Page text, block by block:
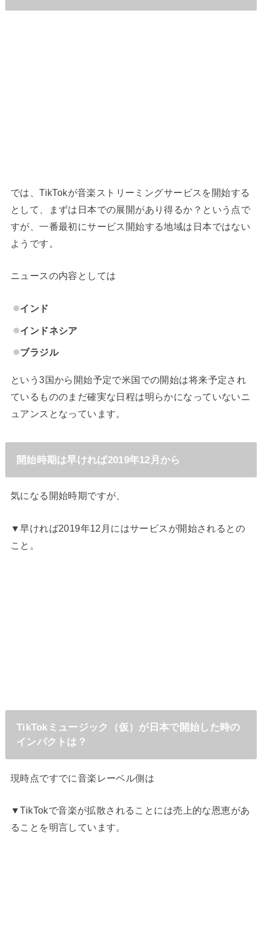
では、TikTokが音楽ストリーミングサービスを開始する
として、まずは日本での展開があり得るか？という点で
すが、一番最初にサービス開始する地域は日本ではない
ようです。
ニュースの内容としては
インド
インドネシア
ブラジル
という3国から開始予定で米国での開始は将来予定され
ているもののまだ確実な日程は明らかになっていないニ
ュアンスとなっています。
開始時期は早ければ2019年12月から
気になる開始時期ですが、
▼早ければ2019年12月にはサービスが開始されるとの
こと。
TikTokミュージック（仮）が日本で開始した時の
インパクトは？
現時点ですでに音楽レーベル側は
▼TikTokで音楽が拡散されることには売上的な恩恵があ
ることを明言しています。